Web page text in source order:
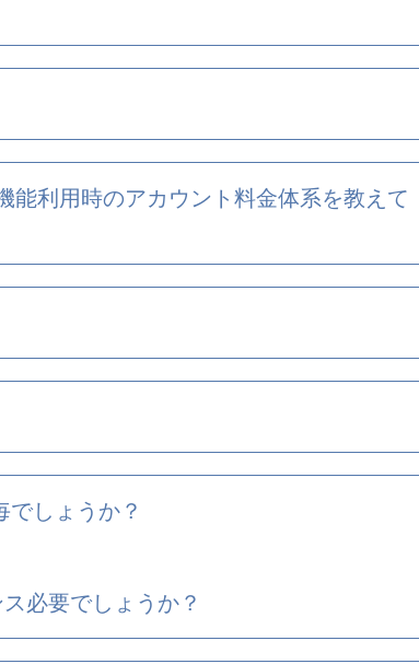
利用時のアカウント料金体系を教えて
しょうか？
必要でしょうか？